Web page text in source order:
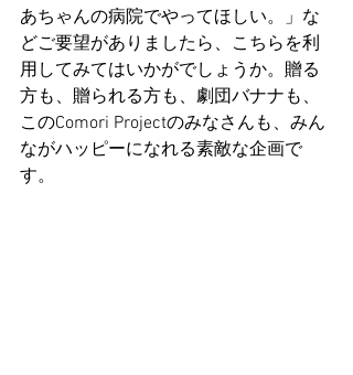
あちゃんの病院でやってほしい。」な
どご要望がありましたら、こちらを利
用してみてはいかがでしょうか。贈る
方も、贈られる方も、劇団バナナも、
このComori Projectのみなさんも、みん
ながハッピーになれる素敵な企画で
す。